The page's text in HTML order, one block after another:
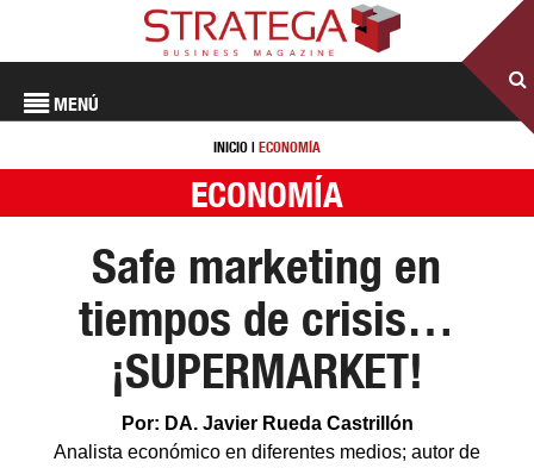
MENÚ
INICIO | ECONOMÍA
ECONOMÍA
Safe marketing en
tiempos de crisis…
¡SUPERMARKET!
Por: DA. Javier Rueda Castrillón
Analista económico en diferentes medios; autor de